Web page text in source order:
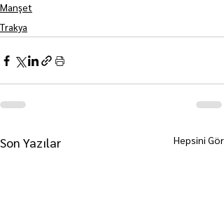
Manşet
Trakya
Son Yazılar Hepsini Gör